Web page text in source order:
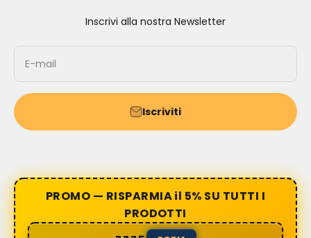
Inscrivi alla nostra Newsletter
E-mail
Iscriviti
PROMO — RISPARMIA il 5% SU TUTTI I
PRODOTTI